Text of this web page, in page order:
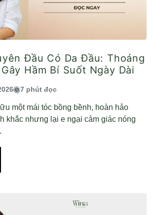
Đầu Có Da Đầu: Thoáng
Hầm Bí Suốt Ngày Dài
7 phút đọc
một mái tóc bồng bềnh, hoàn hảo
khắc nhưng lại e ngại cảm giác nóng